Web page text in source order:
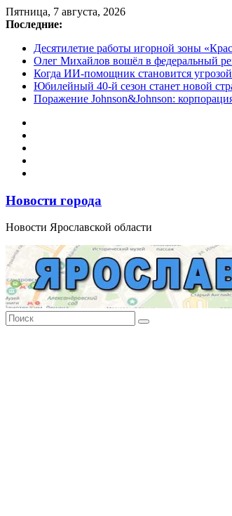
Перейти
к
Пятница, 7 августа, 2026
Последние:
Десятилетие работы игорной зоны
Олег Михайлов вошёл в федеральный
Когда ИИ-помощник становится
Юбилейный 40-й сезон станет новой
Поражение Johnson&Johnson:
Новости города
Новости Ярославской области